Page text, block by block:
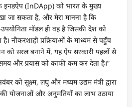
इनडऐप (InDApp) को भारत के मुख्य
जा सकता है, और मेरा मानना है कि
मॉडल ही वह है जिसकी देश को
प्रक्रियाओं के माध्यम से पहुँच
को सरल बनाने में, यह ऐप सरकारी पहलों से
और प्रयास को काफी कम कर देता है।”
को सूक्ष्म, लघु और मध्यम उद्यम मंत्री द्वारा
योजनाओं और अनुमतियों का लाभ उठाया